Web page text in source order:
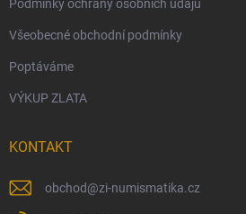
Podmínky ochrany osobních údajů
Všeobecné obchodní podmínky
Poptáváme
VÝKUP ZLATA
KONTAKT
obchod@zi-numismatika.cz